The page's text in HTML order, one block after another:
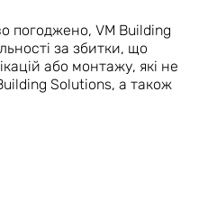
погоджено, VM Building
за збитки, що
або монтажу, які не
Solutions, а також